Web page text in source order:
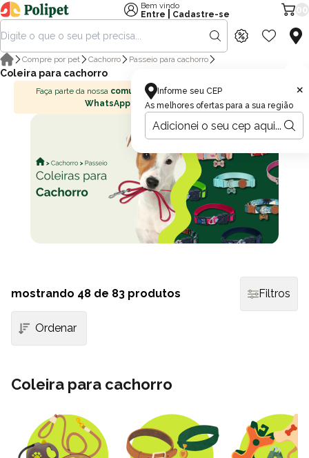
Informe seu CEP
As melhores ofertas para a sua região
×
Bem vindo
Entre
Cadastre-se
Compre por pet Cachorro Passeio para cachorro
Coleira para cachorro
Faça parte da nossa comunidade no
WhatsApp
Coleira para cachorro
mostrando 48 de 83 produtos Filtros